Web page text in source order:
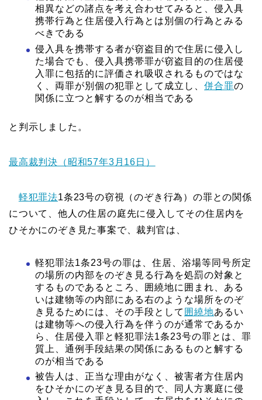
相異などの諸点を考え合わせてみると、侵入具
携帯行為と住居侵入行為とは別個の行為とみる
べきである
侵入具を携帯する者が窃盗目的で住居に侵入し
た場合でも、侵入具携帯罪が窃盗目的の住居侵
入罪に包括的に評価され吸収されるものではな
く、両罪が別個の犯罪として成立し、 併合罪の
関係に立つと解するのが相当である
と判示しました。
最高裁判決（昭和57年3月16日）
軽犯罪法1条23号の窃視（のぞき行為）の罪との関係
について、他人の住居の庭先に侵入してその住居内を
ひそかにのぞき見た事案で、裁判官は、
軽犯罪法1条23号の罪は、住居、浴場等同号所定
の場所の内部をのぞき見る行為を処罰の対象と
するものであるところ、囲繞地に囲まれ、ある
いは建物等の内部にある右のような場所をのぞ
き見るためには、その手段として 囲繞地あるい
は建物等への侵入行為を伴うのが通常であるか
ら、住居侵入罪と軽犯罪法1条23号の罪とは、罪
質上、通例手段結果の関係にあるものと解する
のが相当である
被告人は、正当な理由がなく、被害者方住居内
をひそかにのぞき見る目的で、同人方裏庭に侵